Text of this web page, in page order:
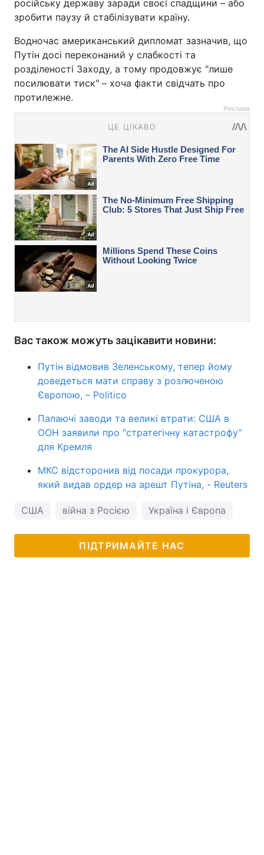
російську державу заради своєї спадщини – або
зробити паузу й стабілізувати країну.
Водночас американський дипломат зазначив, що
Путін досі переконаний у слабкості та
розділеності Заходу, а тому продовжує "лише
посилювати тиск" – хоча факти свідчать про
протилежне.
Реклама
Вас також можуть зацікавити новини:
Путін відмовив Зеленському, тепер йому
доведеться мати справу з розлюченою
Європою, – Politico
Палаючі заводи та великі втрати: США в
ООН заявили про "стратегічну катастрофу"
для Кремля
МКС відсторонив від посади прокурора,
який видав ордер на арешт Путіна, - Reuters
США війна з Росією Україна і Європа
ПІДТРИМАЙТЕ НАС